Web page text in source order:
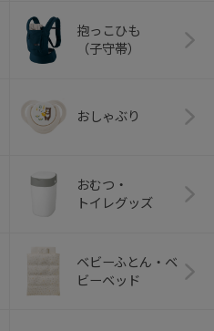
抱っこひも
（子守帯）
おしゃぶり
おむつ・
トイレグッズ
ベビーふとん・ベ
ビーベッド